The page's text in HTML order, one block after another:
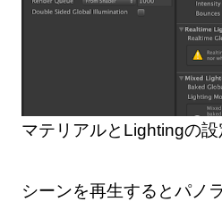
マテリアルとLightingの設
シーンを再生するとパノ